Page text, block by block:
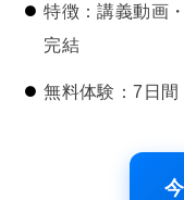
特徴：講義動画
完結
無料体験：7日間